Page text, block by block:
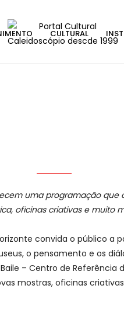
CULTURAL
uma programação
oficinas criativas e muito
convida o público
o pensamento e os
– Centro de
mostras, oficinas